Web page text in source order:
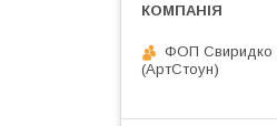
ФОП Свиридко
(АртСтоун)